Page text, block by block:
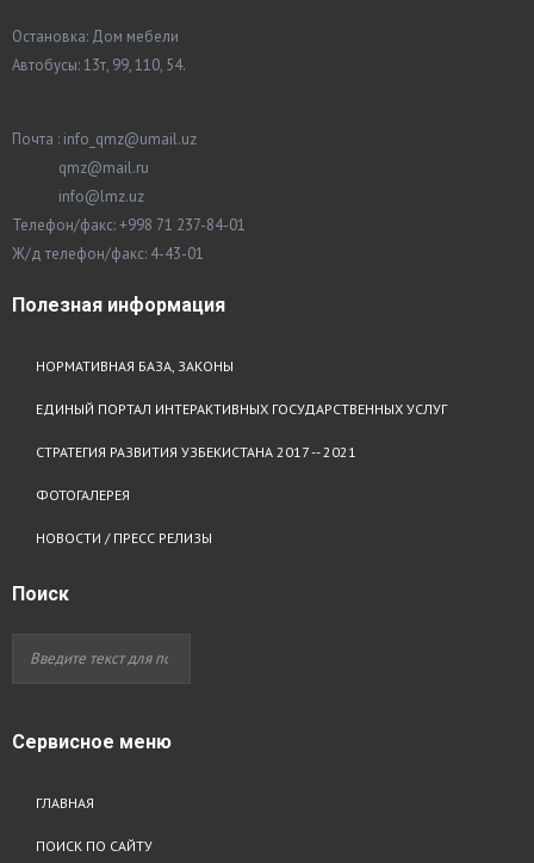
Остановка: Дом мебели
Автобусы: 13т, 99, 110, 54.
Почта : info_qmz@umail.uz
qmz@mail.ru
info@lmz.uz
Телефон/факс: +998 71 237-84-01
Ж/д телефон/факс: 4-43-01
Полезная информация
НОРМАТИВНАЯ БАЗА, ЗАКОНЫ
ЕДИНЫЙ ПОРТАЛ ИНТЕРАКТИВНЫХ ГОСУДАРСТВЕННЫХ УСЛУГ
СТРАТЕГИЯ РАЗВИТИЯ УЗБЕКИСТАНА 2017 -- 2021
ФОТОГАЛЕРЕЯ
НОВОСТИ / ПРЕСС РЕЛИЗЫ
Поиск
Сервисное меню
ГЛАВНАЯ
ПОИСК ПО САЙТУ